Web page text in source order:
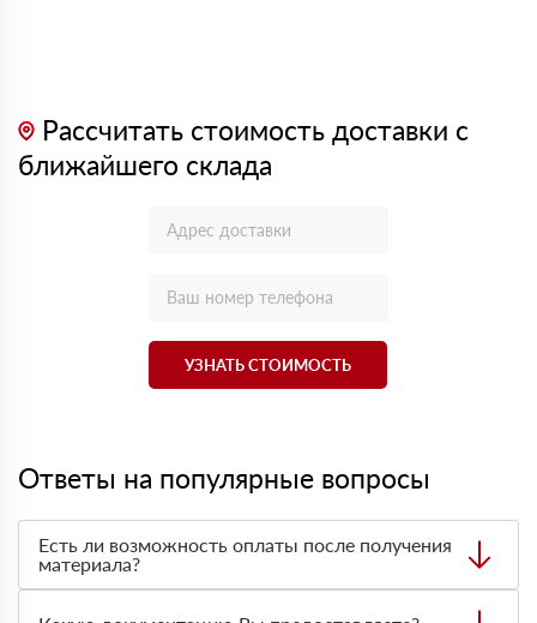
Рассчитать стоимость доставки с
ближайшего склада
УЗНАТЬ СТОИМОСТЬ
Ответы на популярные вопросы
Есть ли возможность оплаты после получения
материала?